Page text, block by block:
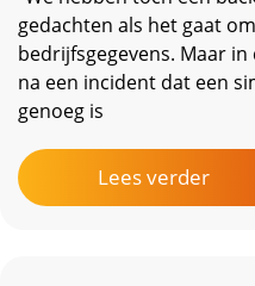
gedachten als het gaat
bedrijfsgegevens. Maar
na een incident dat een
genoeg is
Lees verder